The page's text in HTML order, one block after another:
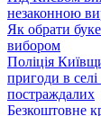
незаконною
Як обрати
вибором
Поліція
пригоди в
постраждалих
Безкоштовне